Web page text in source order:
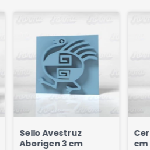
Sello Avestruz
Aborigen 3 cm
cm